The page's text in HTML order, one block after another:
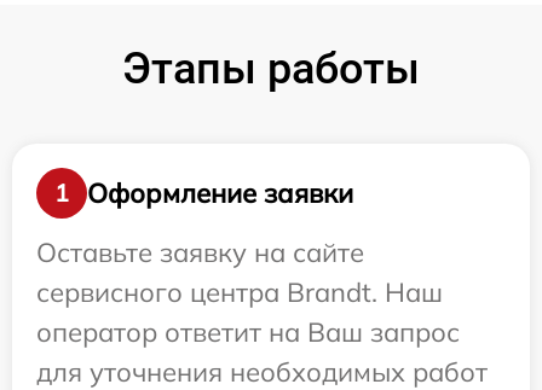
Этапы работы
1
Оформление заявки
Оставьте заявку на сайте
сервисного центра Brandt. Наш
оператор ответит на Ваш запрос
для уточнения необходимых работ